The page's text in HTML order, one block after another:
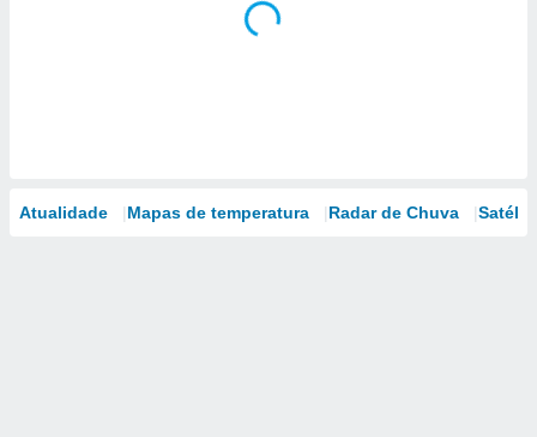
Atualidade Mapas de temperatura Radar de Chuva